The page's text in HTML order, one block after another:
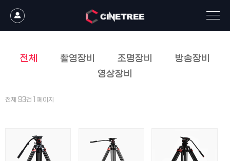
전체 촬영장비 조명장비
방송장비
영상장비
전체 93건 1 페이지